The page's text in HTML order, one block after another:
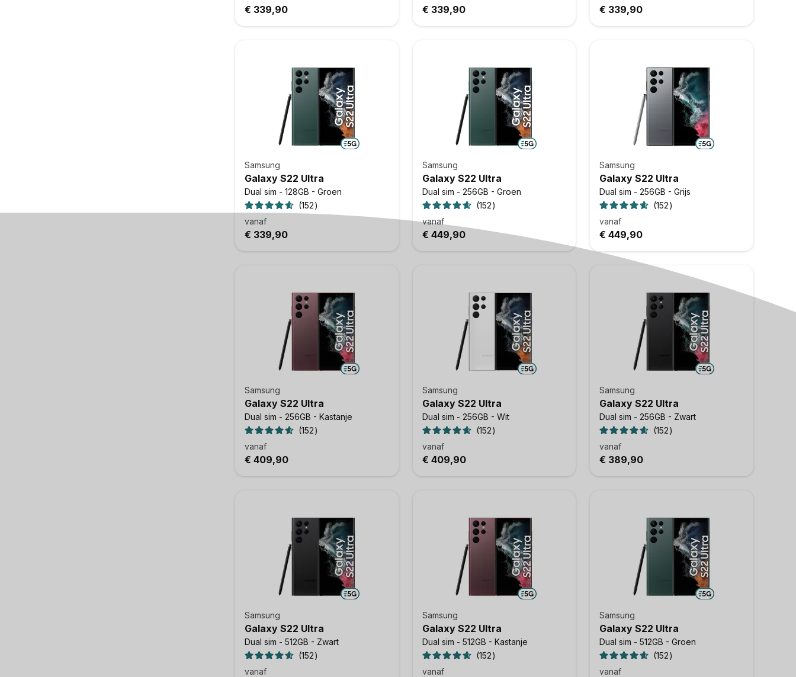
€ 339,90 € 339,90 € 339,90
Samsung
Galaxy S22 Ultra
Dual sim - 128GB - Groen
152
vanaf
€ 339,90
Samsung
Galaxy S22 Ultra
Dual sim - 256GB - Groen
152
vanaf
€ 449,90
Samsung
Galaxy S22 Ultra
Dual sim - 256GB - Grijs
152
vanaf
€ 449,90
Samsung
Galaxy S22 Ultra
Dual sim - 256GB - Kastanje
152
vanaf
€ 409,90
Samsung
Galaxy S22 Ultra
Dual sim - 256GB - Wit
152
vanaf
€ 409,90
Samsung
Galaxy S22 Ultra
Dual sim - 256GB - Zwart
152
vanaf
€ 389,90
Samsung
Galaxy S22 Ultra
Dual sim - 512GB - Zwart
152
vanaf
Samsung
Galaxy S22 Ultra
Dual sim - 512GB - Kastanje
152
vanaf
Samsung
Galaxy S22 Ultra
Dual sim - 512GB - Groen
152
vanaf